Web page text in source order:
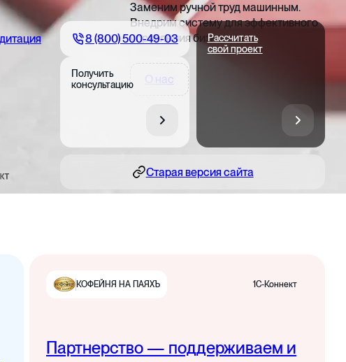
8 (800) 500-49-03
Получить
консультацию
Рассчитать
свой проект
Старая версия сайта
Заменим ручной труд машинным.
Внедрим систему для эффективного
управления бизнесом
О нас
КОФЕЙНЯ НА ПАЯХЪ 1С-Коннект
Партнерство — поддерживаем и